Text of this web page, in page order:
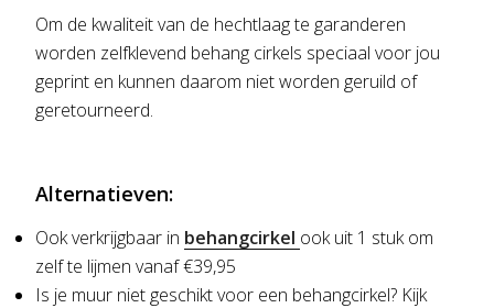
Om de kwaliteit van de hechtlaag te garanderen
worden zelfklevend behang cirkels speciaal voor jou
geprint en kunnen daarom niet worden geruild of
geretourneerd.
Alternatieven:
Ook verkrijgbaar in behangcirkel ook uit 1 stuk om
zelf te lijmen vanaf €39,95
Is je muur niet geschikt voor een behangcirkel? Kijk